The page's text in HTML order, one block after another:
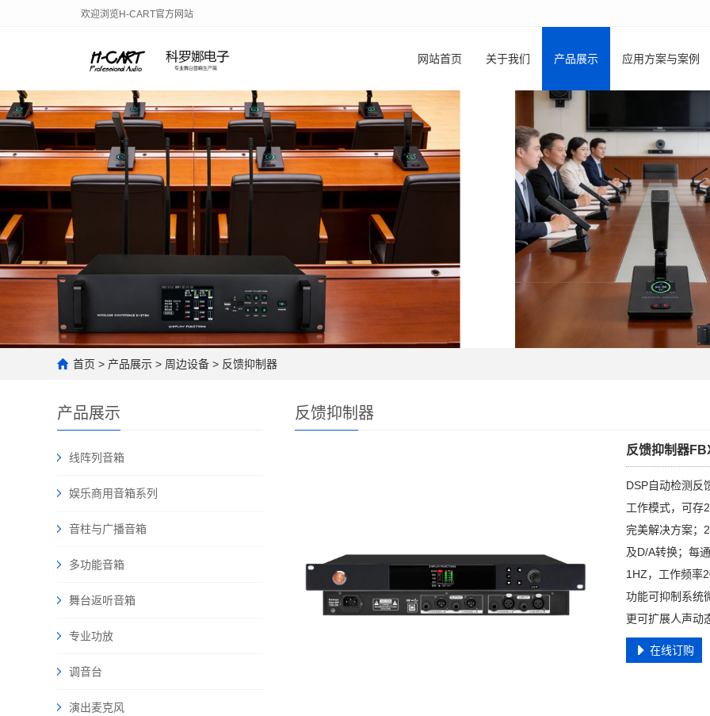
欢迎浏览H-CART官方网站
网站首页 关于我们 产品展示 应用方案与案例
首页 > 产品展示 > 周边设备 > 反馈抑制器
产品展示
线阵列音箱
娱乐商用音箱系列
音柱与广播音箱
多功能音箱
舞台返听音箱
专业功放
调音台
演出麦克风
反馈抑制器
反馈抑制器
DSP自动检测反
工作模式，可存
完美解决方案；
及D/A转换；每
1HZ，工作频率
功能可抑制系统
更可扩展人声动
在线订购